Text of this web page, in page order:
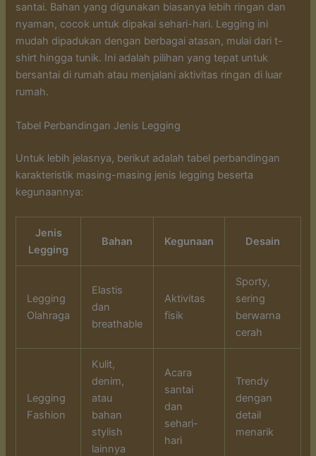
santai. Bahan yang digunakan biasanya lebih ringan dan
nyaman, cocok untuk dipakai sehari-hari. Legging ini
mudah dipadukan dengan berbagai atasan, mulai dari t-
shirt hingga tunik. Ini adalah pilihan yang tepat untuk
bersantai di rumah atau menjalani aktivitas ringan di luar
rumah.
Tabel Perbandingan Jenis Legging
Untuk lebih jelasnya, berikut adalah tabel perbandingan
karakteristik masing-masing jenis legging beserta
kegunaannya:
Jenis
Legging
Bahan Kegunaan Desain
Legging
Olahraga
Elastis
dan
breathable
Aktivitas
fisik
Sporty,
sering
berwarna
cerah
Legging
Fashion
Kulit,
denim,
atau
bahan
stylish
lainnya
Acara
santai
dan
sehari-
hari
Trendy
dengan
detail
menarik